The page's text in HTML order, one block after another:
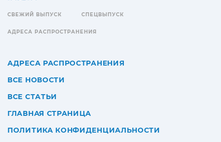
СВЕЖИЙ ВЫПУСК СПЕЦВЫПУСК
АДРЕСА РАСПРОСТРАНЕНИЯ
АДРЕСА РАСПРОСТРАНЕНИЯ
ВСЕ НОВОСТИ
ВСЕ СТАТЬИ
ГЛАВНАЯ СТРАНИЦА
ПОЛИТИКА КОНФИДЕНЦИАЛЬНОСТИ